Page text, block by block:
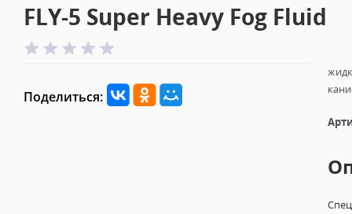
FLY-5 Super Heavy Fog Fluid
Поделиться: